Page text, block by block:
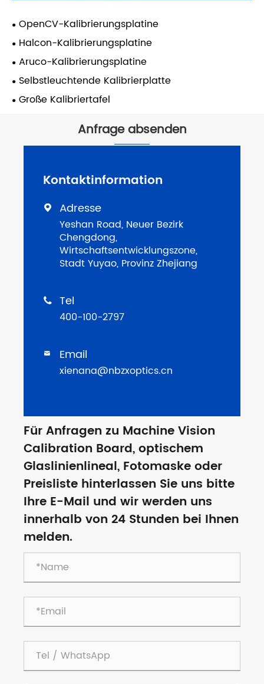
OpenCV-Kalibrierungsplatine
Halcon-Kalibrierungsplatine
Aruco-Kalibrierungsplatine
Selbstleuchtende Kalibrierplatte
Große Kalibriertafel
Anfrage absenden
Kontaktinformation
 Adresse
Yeshan Road, Neuer Bezirk
Chengdong,
Wirtschaftsentwicklungszone,
Stadt Yuyao, Provinz Zhejiang
 Tel
400-100-2797
 Email
xienana@nbzxoptics.cn
Für Anfragen zu Machine Vision
Calibration Board, optischem
Glaslinienlineal, Fotomaske oder
Preisliste hinterlassen Sie uns bitte
Ihre E-Mail und wir werden uns
innerhalb von 24 Stunden bei Ihnen
melden.